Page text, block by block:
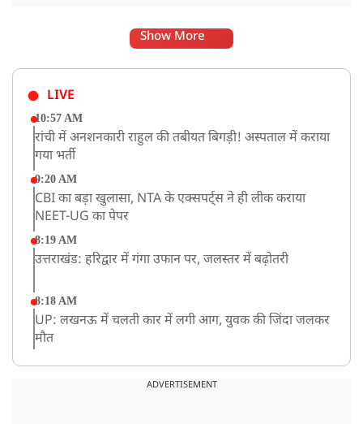
Show More
LIVE
10:57 AM
रांची में अनशनकारी राहुल की तबीयत बिगड़ी! अस्पताल में कराया
गया भर्ती
9:20 AM
CBI का बड़ा खुलासा, NTA के एक्सपर्ट्स ने ही लीक कराया
NEET-UG का पेपर
8:19 AM
उत्तराखंड: हरिद्वार में गंगा उफान पर, जलस्तर में बढ़ोतरी
8:18 AM
UP: लखनऊ में चलती कार में लगी आग, युवक की जिंदा जलकर
मौत
ADVERTISEMENT